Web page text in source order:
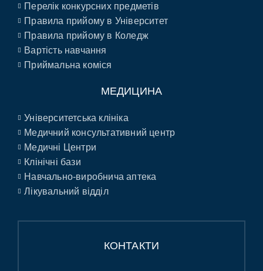
Перелік конкурсних предметів
Правила прийому в Університет
Правила прийому в Коледж
Вартість навчання
Приймальна коміся
МЕДИЦИНА
Університетська клініка
Медичний консультативний центр
Медичні Центри
Клінічні бази
Навчально-виробнича аптека
Лікувальний відділ
КОНТАКТИ